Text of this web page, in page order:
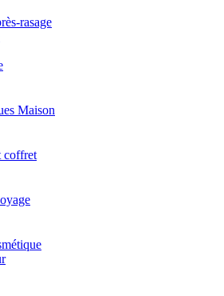
rasage
Maison
coffret